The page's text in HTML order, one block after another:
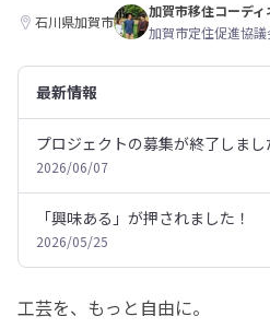
石川県加賀市
加賀市移住コーディ
加賀市定住促進協
最新情報
プロジェクトの募集が終了しまし
2026/06/07
「興味ある」が押されました！
2026/05/25
工芸を、もっと自由に。